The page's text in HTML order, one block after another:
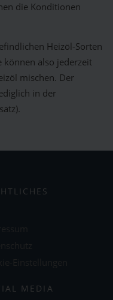
die Konditionen
Heizöl-Sorten
können also jederzeit
mischen. Der
in der
MEDIA